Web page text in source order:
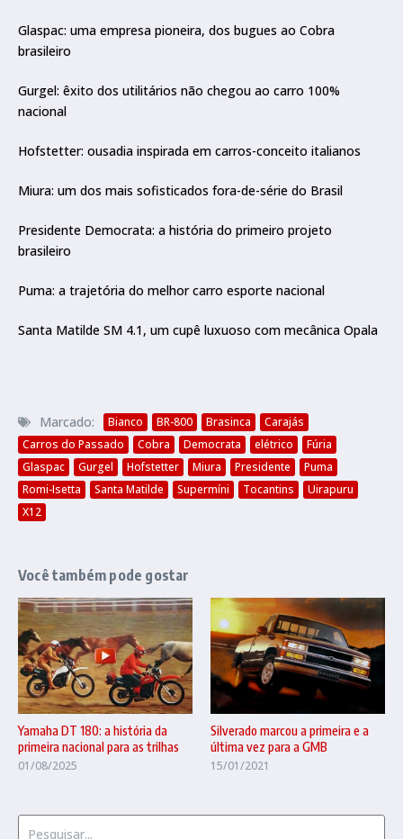
Glaspac: uma empresa pioneira, dos bugues ao Cobra
brasileiro
Gurgel: êxito dos utilitários não chegou ao carro 100%
nacional
Hofstetter: ousadia inspirada em carros-conceito italianos
Miura: um dos mais sofisticados fora-de-série do Brasil
Presidente Democrata: a história do primeiro projeto
brasileiro
Puma: a trajetória do melhor carro esporte nacional
Santa Matilde SM 4.1, um cupê luxuoso com mecânica Opala
Marcado: Bianco BR-800 Brasinca
Carajás
Carros do Passado
Cobra Democrata elétrico
Fúria
Glaspac
Gurgel Hofstetter Miura Presidente
Puma
Romi-Isetta
Santa Matilde Supermíni Tocantins
Uirapuru
X12
Você também pode gostar
Yamaha DT 180: a história da
primeira nacional para as trilhas
01/08/2025
Silverado marcou a primeira e a
última vez para a GMB
15/01/2021